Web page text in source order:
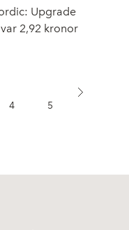
Upgrade
2,92 kronor
4 5